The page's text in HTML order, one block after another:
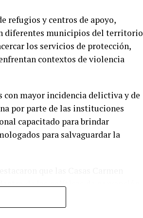
refugios y centros de apoyo,
diferentes municipios del territorio
los servicios de protección,
contextos de violencia
con mayor incidencia delictiva y de
por parte de las instituciones
capacitado para brindar
para salvaguardar la
de las políticas de prevención
no solo ofrece un espacio seguro
de las mujeres a través de